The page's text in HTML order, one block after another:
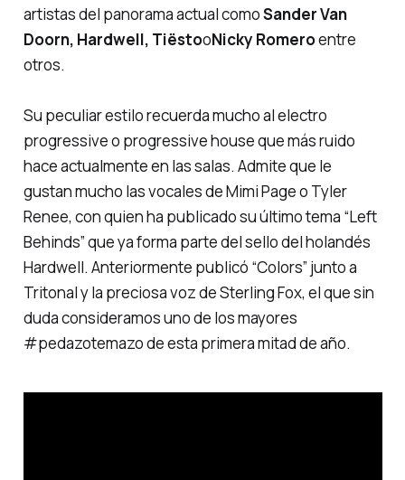
artistas del panorama actual comoSander Van
Doorn, Hardwell, TiëstooNicky Romeroentre
otros.
Su peculiar estilo recuerda mucho al electro
progressive o progressive house que más ruido
hace actualmente en las salas. Admite que le
gustan mucho las vocales deMimi Pageo Tyler
Renee, con quien ha publicado su último tema “Left
Behinds”que ya forma parte del sello del holandés
Hardwell. Anteriormente publicó “Colors” junto a
Tritonal y la preciosa voz de Sterling Fox, el que sin
duda consideramos uno de los mayores
#pedazotemazode esta primera mitad de año.